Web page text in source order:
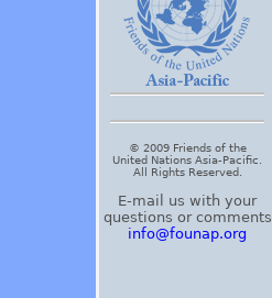
© 2009 Friends of the
United Nations Asia-Pacific.
All Rights Reserved.
E-mail us with your
questions or comments
info@founap.org